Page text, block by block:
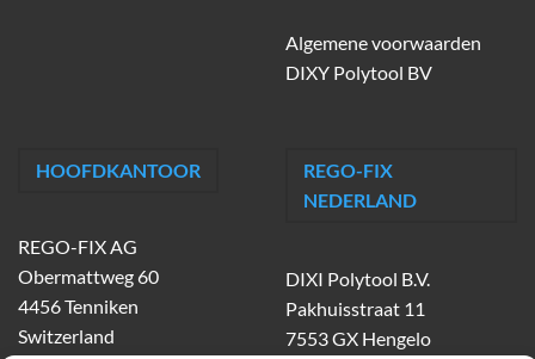
Algemene voorwaarden
DIXY Polytool BV
HOOFDKANTOOR
REGO-FIX AG
Obermattweg 60
4456 Tenniken
Switzerland
REGO-FIX
NEDERLAND
DIXI Polytool B.V.
Pakhuisstraat 11
7553 GX Hengelo